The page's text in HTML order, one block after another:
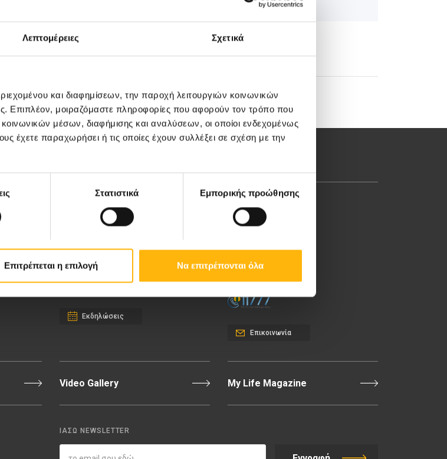
Λεπτομέρειες Σχετικά
και διαφημίσεων, την παροχή λειτουργιών κοινωνικών
Επιπλέον, μοιραζόμαστε πληροφορίες που αφορούν τον τρόπο που
μέσων, διαφήμισης και αναλύσεων, οι οποίοι ενδεχομένως
έχετε παραχωρήσει ή τις οποίες έχουν συλλέξει σε σχέση με την
Στατιστικά Εμπορικής προώθησης
Επιτρέπεται η επιλογή Να επιτρέπονται όλα
Διακρίσεις & Βραβεία
Τιμοκατάλογος
Ευκαιρίες Καριέρας
Εκδηλώσεις
Λεωφ. Κηφισίας 37-39,
151 23 Μαρούσι, Αθήνα
000
Email:info@iaso.gr
Επικοινωνία
Video Gallery My Life Magazine
ΙΑΣΩ NEWSLETTER